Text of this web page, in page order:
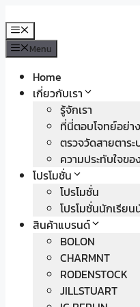
to
content
Menu
Home
เกี่ยวกับเรา
รู้จักเรา
ที่นี่ตอบโจทย์อย่า
ตรวจวัดสายตาร
ความประทับใจขอ
โปรโมชั่น
โปรโมชั่น
โปรโมชั่นนักเรีย
สินค้าแบรนด์
BOLON
CHARMNT
RODENSTOCK
JILLSTUART